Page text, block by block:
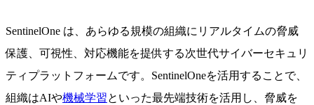
SentinelOne は、あらゆる規模の組織にリアルタイムの脅威
保護、可視性、対応機能を提供する次世代サイバーセキュリ
ティプラットフォームです。SentinelOneを活用することで、
組織はAIや機械学習といった最先端技術を活用し、脅威を